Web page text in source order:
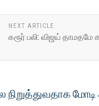
NEXT ARTICLE
கரூர் பலி: விஜய்